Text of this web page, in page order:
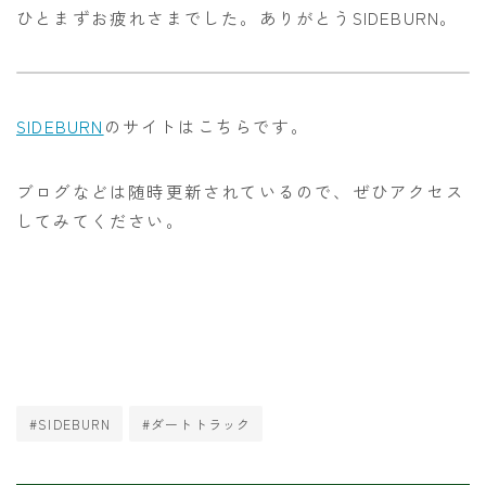
ひとまずお疲れさまでした。ありがとうSIDEBURN。
SIDEBURN のサイトはこちらです。
ブログなどは随時更新されているので、ぜひアクセス
してみてください。
#SIDEBURN #ダートトラック